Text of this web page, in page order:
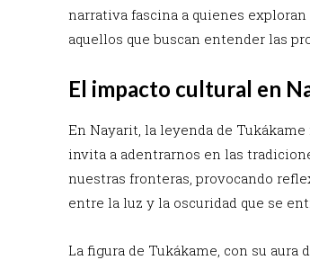
narrativa fascina a quienes
aquellos que buscan entender las
El impacto cultural en
En Nayarit, la leyenda de
invita a adentrarnos en las
nuestras fronteras, provocando
entre la luz y la oscuridad que se
La figura de Tukákame, con su